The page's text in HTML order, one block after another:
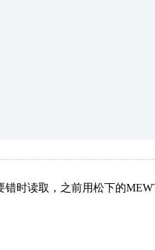
读取，之前用松下的